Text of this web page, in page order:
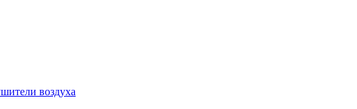
воздуха